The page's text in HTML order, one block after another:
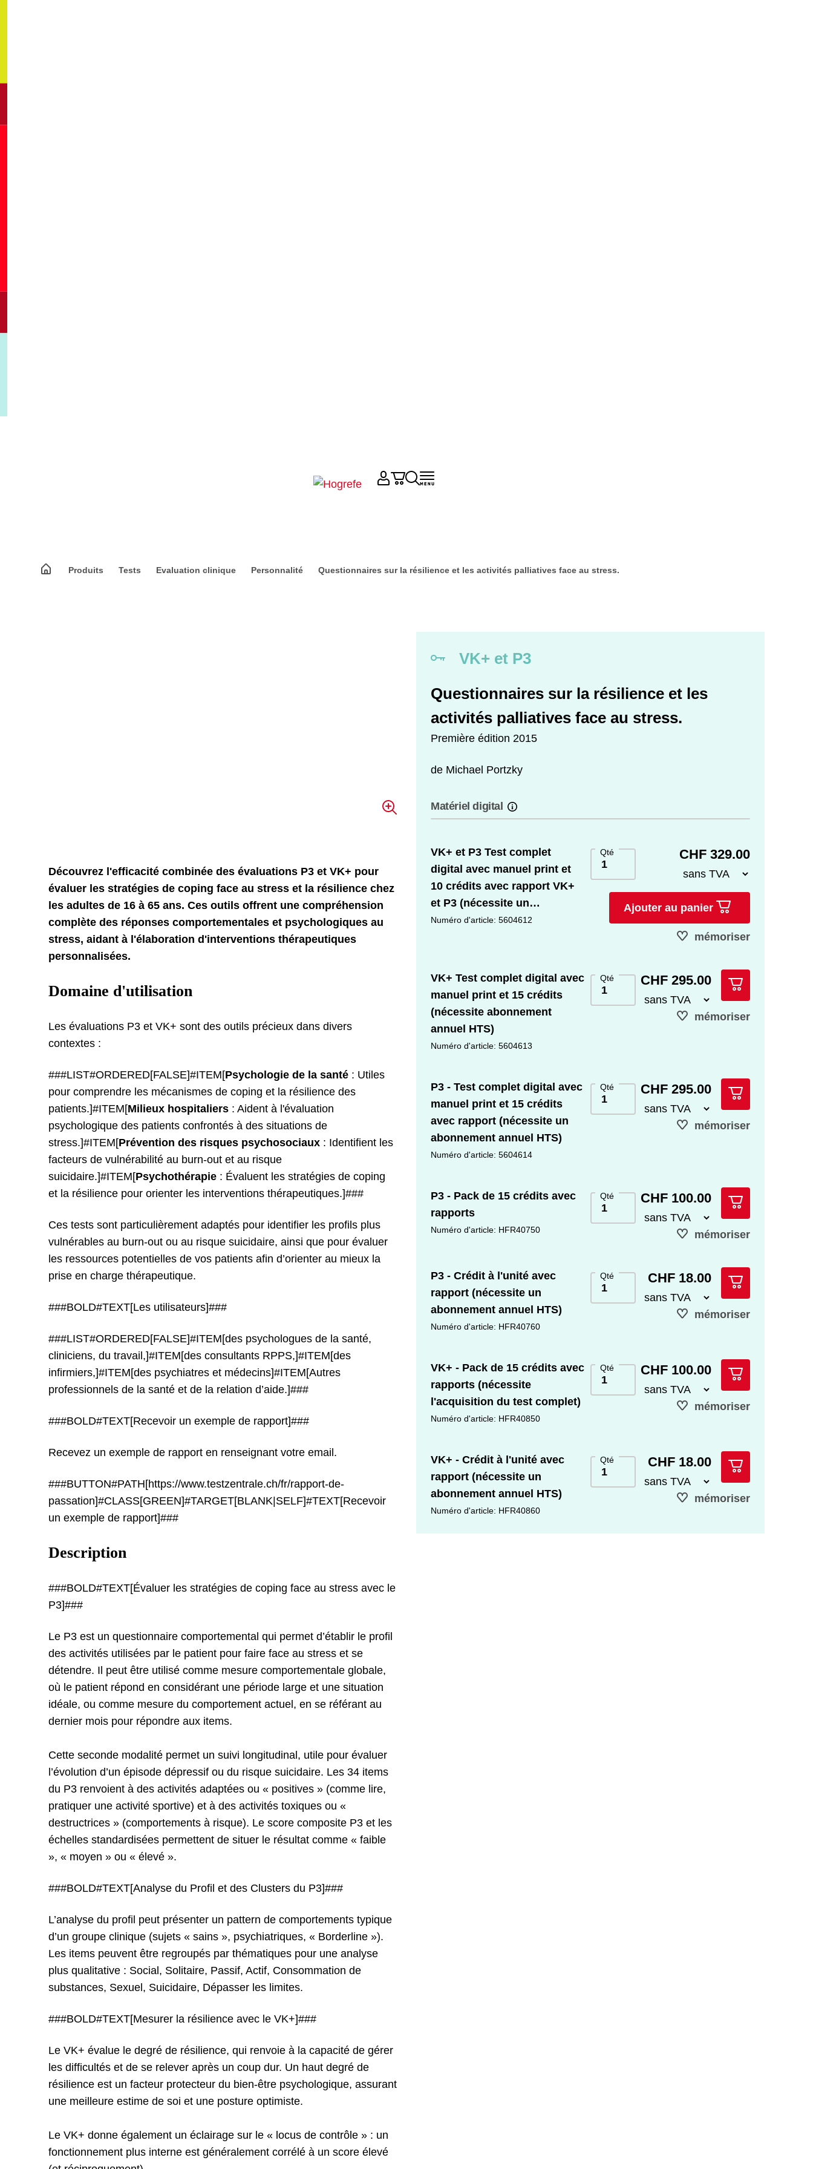
Produits Tests Evaluation clinique Personnalité Questionnaires sur la résilience et les activités palliatives face au stress.
VK+ et P3
Questionnaires sur la résilience et les
activités palliatives face au stress.
Première édition 2015
de Michael Portzky
Matériel digital
VK+ et P3 Test complet
digital avec manuel print et
10 crédits avec rapport VK+
et P3 (nécessite un
abonnement annuel HTS)
Numéro d'article: 5604612
Qté CHF 329.00
Ajouter au panier
mémoriser
VK+ Test complet digital avec
manuel print et 15 crédits
(nécessite abonnement
annuel HTS)
Numéro d'article: 5604613
Qté CHF 295.00
mémoriser
P3 - Test complet digital avec
manuel print et 15 crédits
avec rapport (nécessite un
abonnement annuel HTS)
Numéro d'article: 5604614
Qté CHF 295.00
mémoriser
P3 - Pack de 15 crédits avec
rapports
Numéro d'article: HFR40750
Qté CHF 100.00
mémoriser
P3 - Crédit à l'unité avec
rapport (nécessite un
abonnement annuel HTS)
Numéro d'article: HFR40760
Qté CHF 18.00
mémoriser
VK+ - Pack de 15 crédits avec
rapports (nécessite
l'acquisition du test complet)
Numéro d'article: HFR40850
Qté CHF 100.00
mémoriser
VK+ - Crédit à l'unité avec
rapport (nécessite un
abonnement annuel HTS)
Numéro d'article: HFR40860
Qté CHF 18.00
mémoriser
Découvrez l'efficacité combinée des évaluations P3 et VK+ pour
évaluer les stratégies de coping face au stress et la résilience chez
les adultes de 16 à 65 ans. Ces outils offrent une compréhension
complète des réponses comportementales et psychologiques au
stress, aidant à l'élaboration d'interventions thérapeutiques
personnalisées.
Domaine d'utilisation
Les évaluations P3 et VK+ sont des outils précieux dans divers
contextes :
###LIST#ORDERED[FALSE]#ITEM[Psychologie de la santé : Utiles
pour comprendre les mécanismes de coping et la résilience des
patients.]#ITEM[Milieux hospitaliers : Aident à l'évaluation
psychologique des patients confrontés à des situations de
stress.]#ITEM[Prévention des risques psychosociaux : Identifient les
facteurs de vulnérabilité au burn-out et au risque
suicidaire.]#ITEM[Psychothérapie : Évaluent les stratégies de coping
et la résilience pour orienter les interventions thérapeutiques.]###
Ces tests sont particulièrement adaptés pour identifier les profils plus
vulnérables au burn-out ou au risque suicidaire, ainsi que pour évaluer
les ressources potentielles de vos patients afin d’orienter au mieux la
prise en charge thérapeutique.
###BOLD#TEXT[Les utilisateurs]###
###LIST#ORDERED[FALSE]#ITEM[des psychologues de la santé,
cliniciens, du travail,]#ITEM[des consultants RPPS,]#ITEM[des
infirmiers,]#ITEM[des psychiatres et médecins]#ITEM[Autres
professionnels de la santé et de la relation d’aide.]###
###BOLD#TEXT[Recevoir un exemple de rapport]###
Recevez un exemple de rapport en renseignant votre email.
###BUTTON#PATH[https://www.testzentrale.ch/fr/rapport-de-
passation]#CLASS[GREEN]#TARGET[BLANK|SELF]#TEXT[Recevoir
un exemple de rapport]###
Description
###BOLD#TEXT[Évaluer les stratégies de coping face au stress avec le
P3]###
Le P3 est un questionnaire comportemental qui permet d’établir le profil
des activités utilisées par le patient pour faire face au stress et se
détendre. Il peut être utilisé comme mesure comportementale globale,
où le patient répond en considérant une période large et une situation
idéale, ou comme mesure du comportement actuel, en se référant au
dernier mois pour répondre aux items.
Cette seconde modalité permet un suivi longitudinal, utile pour évaluer
l’évolution d’un épisode dépressif ou du risque suicidaire. Les 34 items
du P3 renvoient à des activités adaptées ou « positives » (comme lire,
pratiquer une activité sportive) et à des activités toxiques ou «
destructrices » (comportements à risque). Le score composite P3 et les
échelles standardisées permettent de situer le résultat comme « faible
», « moyen » ou « élevé ».
###BOLD#TEXT[Analyse du Profil et des Clusters du P3]###
L’analyse du profil peut présenter un pattern de comportements typique
d’un groupe clinique (sujets « sains », psychiatriques, « Borderline »).
Les items peuvent être regroupés par thématiques pour une analyse
plus qualitative : Social, Solitaire, Passif, Actif, Consommation de
substances, Sexuel, Suicidaire, Dépasser les limites.
###BOLD#TEXT[Mesurer la résilience avec le VK+]###
Le VK+ évalue le degré de résilience, qui renvoie à la capacité de gérer
les difficultés et de se relever après un coup dur. Un haut degré de
résilience est un facteur protecteur du bien-être psychologique, assurant
une meilleure estime de soi et une posture optimiste.
Le VK+ donne également un éclairage sur le « locus de contrôle » : un
fonctionnement plus interne est généralement corrélé à un score élevé